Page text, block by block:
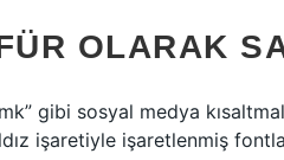
OLARAK
“mk” gibi sosyal medya
işaretiyle işaretlenmiş